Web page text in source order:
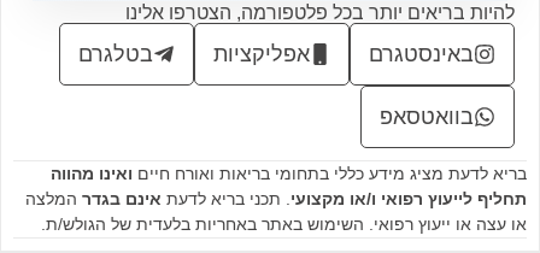
להיות בריאים יותר בכל פלטפורמה, הצטרפו אלינו
באינסטגרם אפליקציות בטלגרם
בוואטסאפ
בריא לדעת מציג מידע כללי בתחומי בריאות ואורח חיים ואינו מהווה
תחליף לייעוץ רפואי ו/או מקצועי . תכני בריא לדעת אינם בגדר המלצה
או עצה או ייעוץ רפואי. השימוש באתר באחריות בלעדית של הגולש/ת.